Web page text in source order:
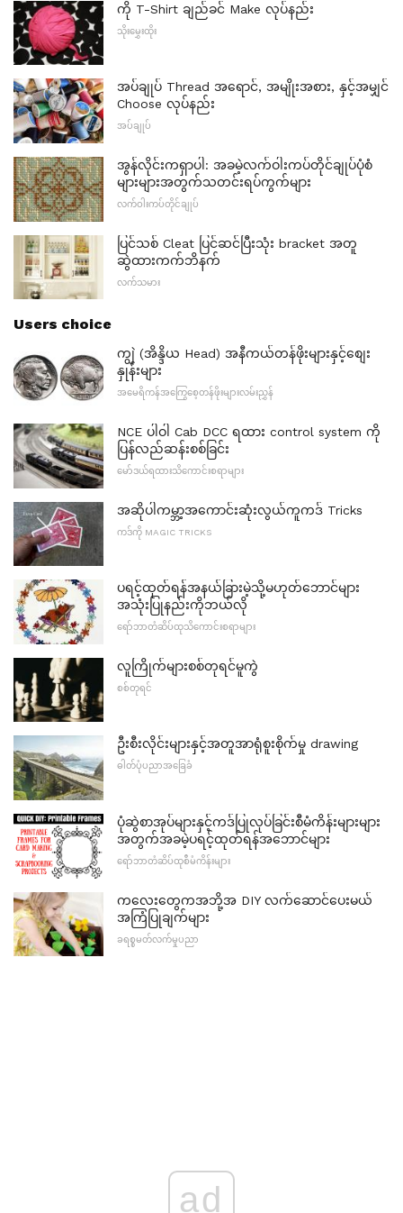
ကို T-Shirt ချည်ခင် Make လုပ်နည်း
သိုးမွှေးထိုး
အပ်ချုပ် Thread အရောင်, အမျိုးအစား, နှင့်အမျှင်
Choose လုပ်နည်း
အပ်ချုပ်
အွန်လိုင်းကရှာပါ: အခမဲ့လက်ဝါးကပ်တိုင်ချုပ်ပုံစံ
များများအတွက်သတင်းရပ်ကွက်များ
လက်ဝါးကပ်တိုင်ချုပ်
ပြင်သစ် Cleat ပြင်ဆင်ပြီးသုံး bracket အတူ
ဆွဲထားကက်ဘိနက်
လက်သမား
Users choice
ကျွဲ (အိန္ဒိယ Head) အနီကယ်တန်ဖိုးများနှင့်စျေး
နှုန်းများ
အမေရိကန်အကြွေစေ့တန်ဖိုးများလမ်းညွှန်
NCE ပါဝါ Cab DCC ရထား control system ကို
ပြန်လည်ဆန်းစစ်ခြင်း
မော်ဒယ်ရထားသိကောင်းစရာများ
အဆိုပါကမ္ဘာ့အကောင်းဆုံးလွယ်ကူကဒ် Tricks
ကဒ်ကို MAGIC TRICKS
ပရင့်ထုတ်ရန်အနယ်ခြားမဲ့သို့မဟုတ်ဘောင်များ
အသုံးပြုနည်းကိုဘယ်လို
ရော်ဘာတံဆိပ်ထုသိကောင်းစရာများ
လူကြိုက်များစစ်တုရင်မူကွဲ
စစ်တုရင်
ဦးစီးလိုင်းများနှင့်အတူအာရုံစူးစိုက်မှု drawing
ဓါတ်ပုံပညာအခြေခံ
ပုံဆွဲစာအုပ်များနှင့်ကဒ်ပြုလုပ်ခြင်းစီမံကိန်းများများ
အတွက်အခမဲ့ပရင့်ထုတ်ရန်အဘောင်များ
ရော်ဘာတံဆိပ်ထုစီမံကိန်းများ
ကလေးတွေကအဘို့အ DIY လက်ဆောင်ပေးမယ်
အကြံပြုချက်များ
ခရစ္စမတ်လက်မှုပညာ
ad